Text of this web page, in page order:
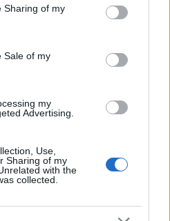
behaviour. You may click to
and its third-party tags to
purposes in below Google
Sharing of my
Sale of my
my
Advertising.
Use,
Sharing of my
with the
collected.
κέντρο της Αθήνας
τους – Φωτογραφίες
αντίδραση του
απουσίας του –
τη δουλειά»
on air τον
γάμου στον